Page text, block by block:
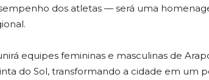
dos atletas — será uma
equipes femininas e masculinas de
do Sol, transformando a cidade em um